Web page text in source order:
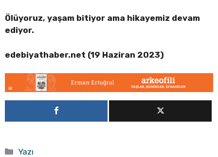
Ölüyoruz, yaşam bitiyor ama hikayemiz devam
ediyor.
edebiyathaber.net (19 Haziran 2023)
Kategoriler
Yazı